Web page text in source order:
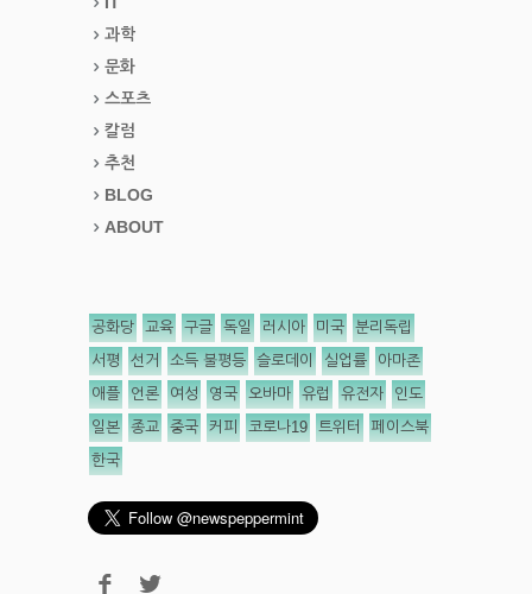
과학
문화
스포츠
칼럼
추천
BLOG
ABOUT
공화당 교육 구글 독일 러시아 미국 분리독립
서평 선거 소득 불평등 슬로데이 실업률 아마존
애플 언론 여성 영국 오바마 유럽 유전자 인도
일본 종교 중국 커피 코로나19 트위터 페이스북
한국